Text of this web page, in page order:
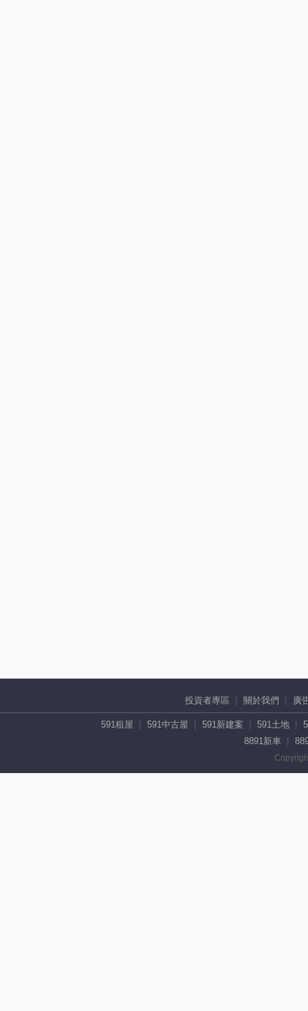
投資者專區 關於我們 廣
591租屋 591中古屋 591新建案 591土地
8891新車